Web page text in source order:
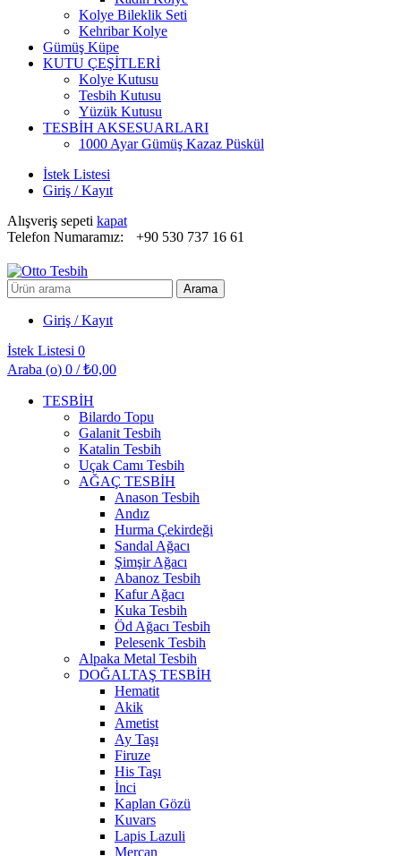
Kolye Bileklik Seti
Kehribar Kolye
Gümüş Küpe
KUTU ÇEŞİTLERİ
Kolye Kutusu
Tesbih Kutusu
Yüzük Kutusu
TESBİH AKSESUARLARI
1000 Ayar Gümüş Kazaz Püskül
İstek Listesi
Giriş / Kayıt
Alışveriş sepeti kapat
Telefon Numaramız:
+90 530 737 16 61
Arayın: Arama
Giriş / Kayıt
İstek Listesi 0
Araba (o) 0 / ₺0,00
TESBİH
Bilardo Topu
Galanit Tesbih
Katalin Tesbih
Uçak Camı Tesbih
AĞAÇ TESBİH
Anason Tesbih
Andız
Hurma Çekirdeği
Sandal Ağacı
Şimşir Ağacı
Abanoz Tesbih
Kafur Ağacı
Kuka Tesbih
Öd Ağacı Tesbih
Pelesenk Tesbih
Alpaka Metal Tesbih
DOĞALTAŞ TESBİH
Hematit
Akik
Ametist
Ay Taşı
Firuze
His Taşı
İnci
Kaplan Gözü
Kuvars
Lapis Lazuli
Mercan